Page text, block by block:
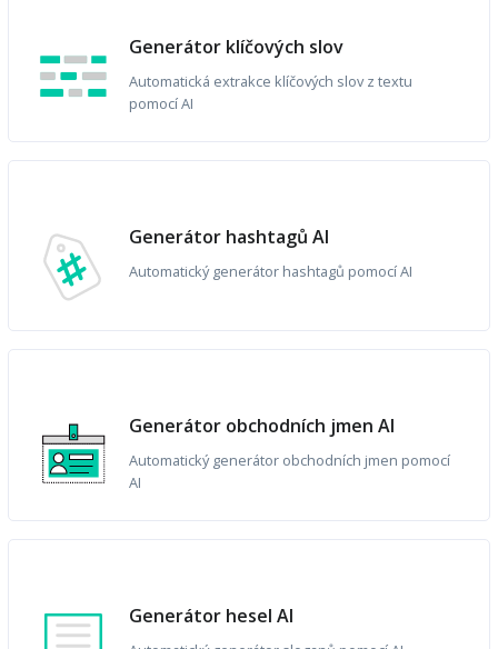
Generátor klíčových slov
Automatická extrakce klíčových slov z textu
pomocí AI
Generátor hashtagů AI
Automatický generátor hashtagů pomocí AI
Generátor obchodních jmen AI
Automatický generátor obchodních jmen pomocí
AI
Generátor hesel AI